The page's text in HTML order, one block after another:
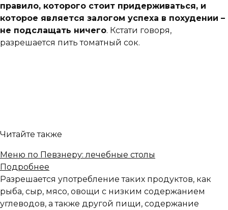
правило, которого стоит придерживаться, и
которое является залогом успеха в похудении –
не подслащать ничего. Кстати говоря,
разрешается пить томатный сок.
Читайте также
Меню по Певзнеру: лечебные столы
Подробнее
Разрешается употребление таких продуктов, как
рыба, сыр, мясо, овощи с низким содержанием
углеводов, а также другой пищи, содержание